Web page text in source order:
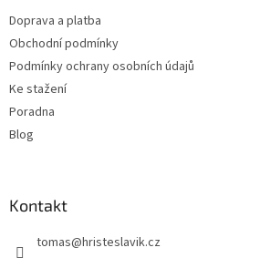
Doprava a platba
Obchodní podmínky
Podmínky ochrany osobních údajů
Ke stažení
Poradna
Blog
Kontakt
tomas@hristeslavik.cz